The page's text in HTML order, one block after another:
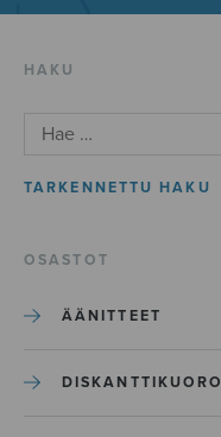
HAKU
TARKENNETTU HAKU
OSASTOT
ÄÄNITTEET
DISKANTTIKUORO